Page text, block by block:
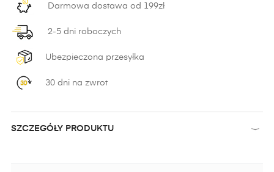
Darmowa dostawa od 199zł
2-5 dni roboczych
Ubezpieczona przesyłka
30 dni na zwrot
SZCZEGÓŁY PRODUKTU